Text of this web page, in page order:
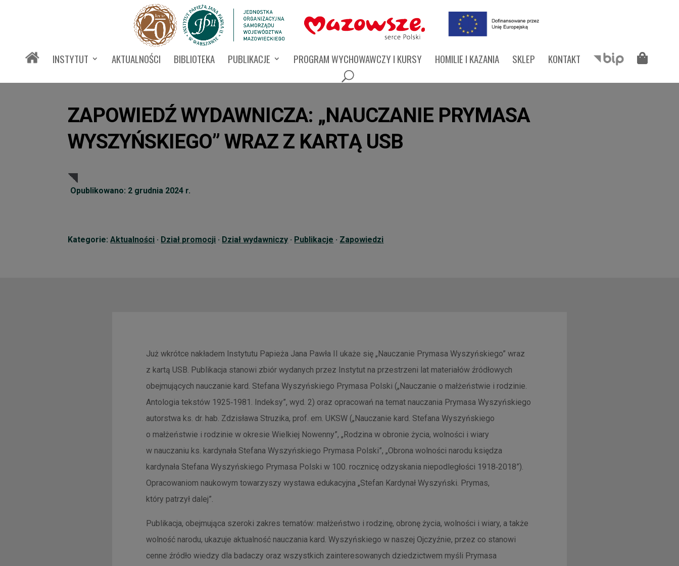
INSTYTUT AKTUALNOŚCI BIBLIOTEKA PUBLIKACJE PROGRAM WYCHOWAWCZY I KURSY HOMILIE I KAZANIA SKLEP KONTAKT
ZAPOWIEDŹ WYDAWNICZA: „NAUCZANIE PRYMASA
WYSZYŃSKIEGO” WRAZ Z KARTĄ USB
Opublikowano: 2 grudnia 2024 r.
Kategorie:Aktualności · Dział promocji · Dział wydawniczy · Publikacje · Zapowiedzi
Już wkrótce nakładem Instytutu Papieża Jana Pawła II ukaże się „Nauczanie Prymasa Wyszyńskiego” wraz
z kartą USB. Publikacja stanowi zbiór wydanych przez Instytut na przestrzeni lat materiałów źródłowych
obejmujących nauczanie kard. Stefana Wyszyńskiego Prymasa Polski („Nauczanie o małżeństwie i rodzinie.
Antologia tekstów 1925‑1981. Indeksy”, wyd. 2) oraz opracowań na temat nauczania Prymasa Wyszyńskiego
autorstwa ks. dr. hab. Zdzisława Struzika, prof. em. UKSW („Nauczanie kard. Stefana Wyszyńskiego
o małżeństwie i rodzinie w okresie Wielkiej Nowenny”, „Rodzina w obronie życia, wolności i wiary
w nauczaniu ks. kardynała Stefana Wyszyńskiego Prymasa Polski”, „Obrona wolności narodu księdza
kardynała Stefana Wyszyńskiego Prymasa Polski w 100. rocznicę odzyskania niepodległości 1918‑2018”).
Opracowaniom naukowym towarzyszy wystawa edukacyjna „Stefan Kardynał Wyszyński. Prymas,
który patrzył dalej”.
Publikacja, obejmująca szeroki zakres tematów: małżeństwo i rodzinę, obronę życia, wolności i wiary, a także
wolność narodu, ukazuje aktualność nauczania kard. Wyszyńskiego w naszej Ojczyźnie, przez co stanowi
cenne źródło wiedzy dla badaczy oraz wszystkich zainteresowanych dziedzictwem myśli Prymasa